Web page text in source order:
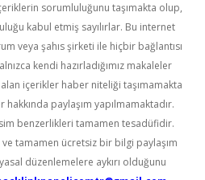
sorumluluğunu taşımakta olup,
kabul etmiş sayılırlar. Bu internet
veya şahıs şirketi ile hiçbir bağlantısı
kendi hazırladığımız makaleler
içerikler haber niteliği taşımamakta
paylaşım yapılmamaktadır.
benzerlikleri tamamen tesadüfidir.
ve tamamen ücretsiz bir bilgi paylaşım
düzenlemelere aykırı olduğunu